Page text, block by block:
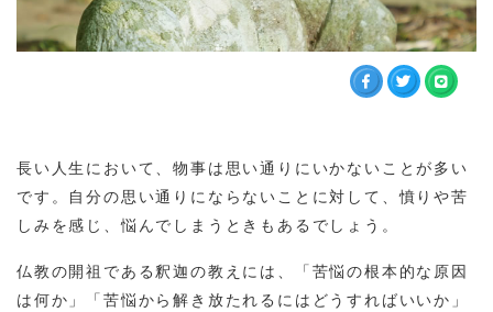
長い人生において、物事は思い通りにいかないことが多い
です。自分の思い通りにならないことに対して、憤りや苦
しみを感じ、悩んでしまうときもあるでしょう。
仏教の開祖である釈迦の教えには、「苦悩の根本的な原因
は何か」「苦悩から解き放たれるにはどうすればいいか」